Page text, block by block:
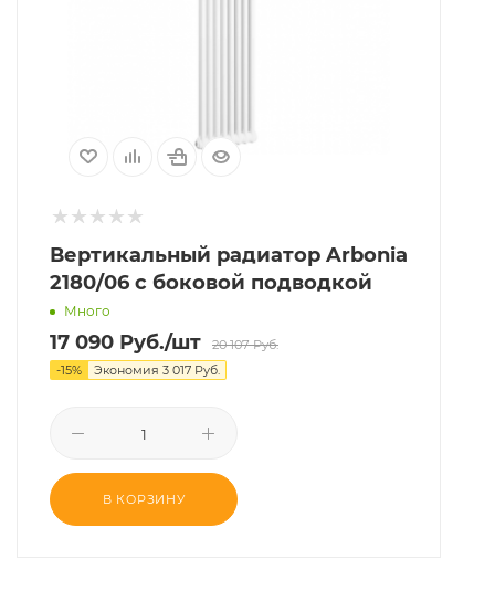
Вертикальный радиатор Arbonia
2180/06 с боковой подводкой
Много
17 090 Руб./шт 20 107Руб.
-15% Экономия 3 017 Руб.
В КОРЗИНУ